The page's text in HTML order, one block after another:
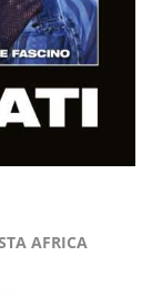
AFRICA